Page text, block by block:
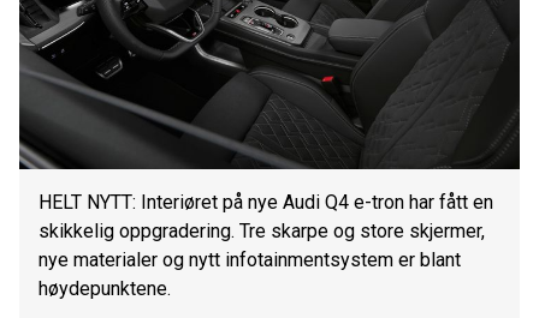
HELT NYTT: Interiøret på nye Audi Q4 e-tron har fått en
skikkelig oppgradering. Tre skarpe og store skjermer,
nye materialer og nytt infotainmentsystem er blant
høydepunktene.